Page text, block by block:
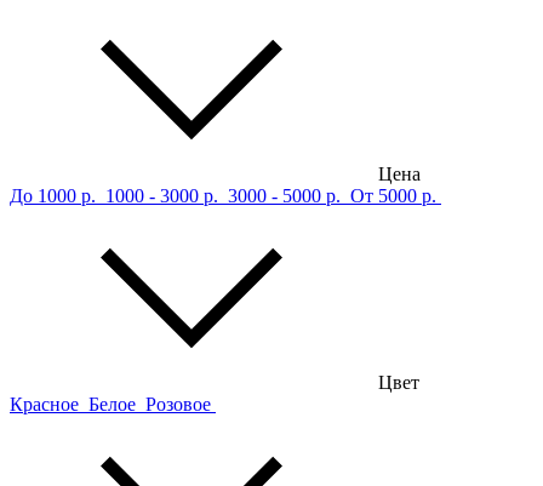
Цена
До 1000 р. 1000 - 3000 р. 3000 - 5000 р. От 5000 р.
Цвет
Красное Белое Розовое